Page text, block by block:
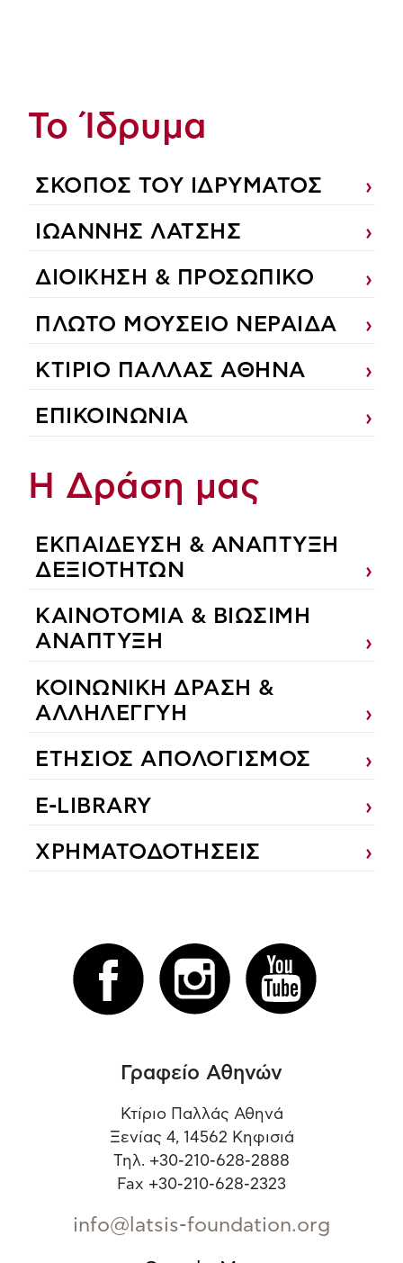
Το Ίδρυμα
ΣΚΟΠΟΣ ΤΟΥ ΙΔΡΥΜΑΤΟΣ
ΙΩΑΝΝΗΣ ΛΑΤΣΗΣ
ΔΙΟΙΚΗΣΗ & ΠΡΟΣΩΠΙΚΟ
ΠΛΩΤΟ ΜΟΥΣΕΙΟ ΝΕΡΑΙΔΑ
ΚΤΙΡΙΟ ΠΑΛΛΑΣ ΑΘΗΝΑ
ΕΠΙΚΟΙΝΩΝΙΑ
Η Δράση μας
ΕΚΠΑIΔΕΥΣΗ & ΑΝΑΠΤΥΞΗ
ΔΕΞΙΟΤΗΤΩΝ
ΚΑΙΝΟΤΟΜΙΑ & ΒΙΩΣΙΜΗ
ΑΝΑΠΤΥΞΗ
ΚΟΙΝΩΝΙΚΗ ΔΡΑΣΗ &
ΑΛΛΗΛΕΓΓΥΗ
ΕΤΗΣΙΟΣ ΑΠΟΛΟΓΙΣΜΟΣ
E-LIBRARY
ΧΡΗΜΑΤΟΔΟΤΗΣΕΙΣ
Γραφείο Αθηνών
Κτίριο Παλλάς Αθηνά
Ξενίας 4, 14562 Κηφισιά
Τηλ. +30-210-628-2888
Fax +30-210-628-2323
info@latsis-foundation.org